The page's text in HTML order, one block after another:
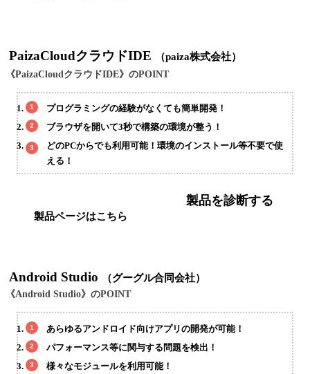
PaizaCloudクラウドIDE （paiza株式会社）
《PaizaCloudクラウドIDE》のPOINT
プログラミングの経験がなくても簡単開発！
ブラウザを開いて3秒で構築の環境が整う！
どのPCからでも利用可能！環境のインストール等不要で使
える！
製品ページはこちら
製品を診断する
Android Studio （グーグル合同会社）
《Android Studio》のPOINT
あらゆるアンドロイド向けアプリの開発が可能！
パフォーマンス等に関与する問題を検出！
様々なモジュールを利用可能！